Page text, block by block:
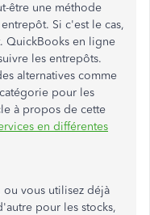
être une méthode
Si c'est le cas,
QuickBooks en ligne
les entrepôts.
alternatives comme
pour les
à propos de cette
en différentes
vous utilisez déjà
pour les stocks,